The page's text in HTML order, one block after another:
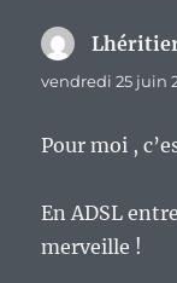
vendredi 25 juin
Pour moi ,
En ADSL
merveille !